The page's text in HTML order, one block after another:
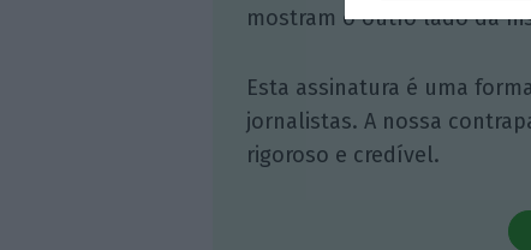
mostram o outro lado da
Esta assinatura é uma
jornalistas. A nossa
rigoroso e credível.